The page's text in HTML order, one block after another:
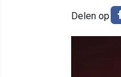
Delen op